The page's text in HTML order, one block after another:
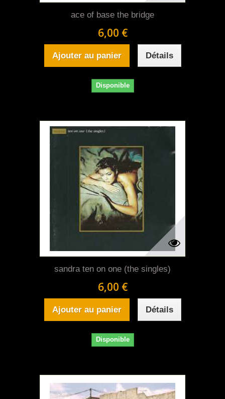
ace of base the bridge
6,00 €
Ajouter au panier Détails
Disponible
sandra ten on one (the singles)
6,00 €
Ajouter au panier Détails
Disponible